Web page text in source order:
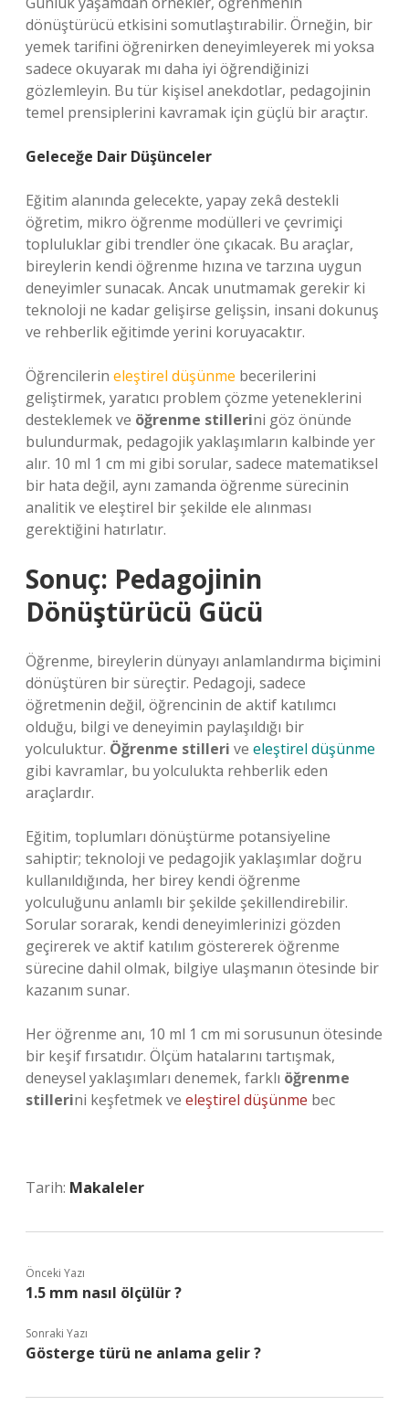
dönüştürücü etkisini somutlaştırabilir. Örneğin, bir
yemek tarifini öğrenirken deneyimleyerek mi yoksa
sadece okuyarak mı daha iyi öğrendiğinizi
gözlemleyin. Bu tür kişisel anekdotlar, pedagojinin
temel prensiplerini kavramak için güçlü bir araçtır.
Geleceğe Dair Düşünceler
Eğitim alanında gelecekte, yapay zekâ destekli
öğretim, mikro öğrenme modülleri ve çevrimiçi
topluluklar gibi trendler öne çıkacak. Bu araçlar,
bireylerin kendi öğrenme hızına ve tarzına uygun
deneyimler sunacak. Ancak unutmamak gerekir ki
teknoloji ne kadar gelişirse gelişsin, insani dokunuş
ve rehberlik eğitimde yerini koruyacaktır.
Öğrencilerin eleştirel düşünme becerilerini
geliştirmek, yaratıcı problem çözme yeteneklerini
desteklemek ve öğrenme stillerini göz önünde
bulundurmak, pedagojik yaklaşımların kalbinde yer
alır. 10 ml 1 cm mi gibi sorular, sadece matematiksel
bir hata değil, aynı zamanda öğrenme sürecinin
analitik ve eleştirel bir şekilde ele alınması
gerektiğini hatırlatır.
Sonuç: Pedagojinin
Dönüştürücü Gücü
Öğrenme, bireylerin dünyayı anlamlandırma biçimini
dönüştüren bir süreçtir. Pedagoji, sadece
öğretmenin değil, öğrencinin de aktif katılımcı
olduğu, bilgi ve deneyimin paylaşıldığı bir
yolculuktur. Öğrenme stilleri ve eleştirel düşünme
gibi kavramlar, bu yolculukta rehberlik eden
araçlardır.
Eğitim, toplumları dönüştürme potansiyeline
sahiptir; teknoloji ve pedagojik yaklaşımlar doğru
kullanıldığında, her birey kendi öğrenme
yolculuğunu anlamlı bir şekilde şekillendirebilir.
Sorular sorarak, kendi deneyimlerinizi gözden
geçirerek ve aktif katılım göstererek öğrenme
sürecine dahil olmak, bilgiye ulaşmanın ötesinde bir
kazanım sunar.
Her öğrenme anı, 10 ml 1 cm mi sorusunun ötesinde
bir keşif fırsatıdır. Ölçüm hatalarını tartışmak,
deneysel yaklaşımları denemek, farklı öğrenme
stillerini keşfetmek ve eleştirel düşünme bec
Tarih: Makaleler
Önceki Yazı
1.5 mm nasıl ölçülür ?
Sonraki Yazı
Gösterge türü ne anlama gelir ?